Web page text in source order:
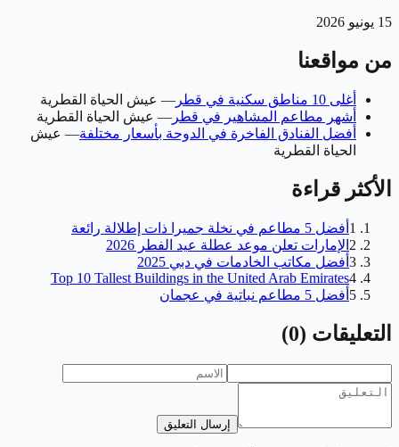
15 يونيو 2026
من مواقعنا
أغلى 10 مناطق سكنية في قطر — عيش الحياة القطرية
أشهر مطاعم المشاهير في قطر — عيش الحياة القطرية
أفضل الفنادق الفاخرة في الدوحة بأسعار مختلفة— عيش
الحياة القطرية
الأكثر قراءة
1 أفضل 5 مطاعم في نخلة جميرا ذات إطلالة رائعة
2 الإمارات تعلن موعد عطلة عيد الفطر 2026
3 أفضل مكاتب الخادمات في دبي 2025
4
Top 10 Tallest Buildings in the United Arab Emirates
5 أفضل 5 مطاعم نباتية في عجمان
التعليقات (
0
)
إرسال التعليق